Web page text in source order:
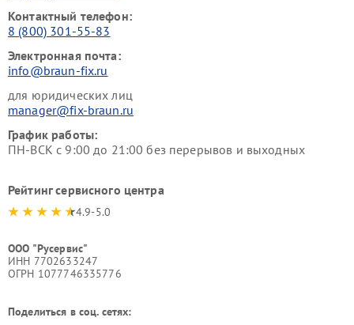
Контактный телефон:
8 (800) 301-55-83
Электронная почта:
info@braun-fix.ru
для юридических лиц
manager@fix-braun.ru
График работы:
ПН-ВСК с 9:00 до 21:00 без перерывов и выходных
Рейтинг сервисного центра
4.9-5.0
ООО "Русервис"
ИНН 7702633247
ОГРН 1077746335776
Поделиться в соц. сетях: